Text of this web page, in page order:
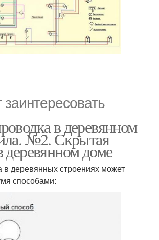
в деревянном
№2. Скрытая
деревянном доме
в деревянных строениях может
способами: